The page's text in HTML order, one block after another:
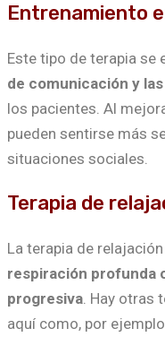
Entrenamiento
Este tipo de terapia se
de comunicación y
los pacientes. Al
pueden sentirse más
situaciones sociales.
Terapia de
La terapia de
respiración profunda
progresiva. Hay otras
aquí como, por